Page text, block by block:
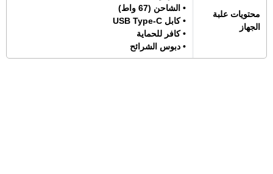
محتويات علبة
الجهاز
• الشاحن (67 واط)
• كابل USB Type-C
• كافر للحماية
• دبوس الشرائح